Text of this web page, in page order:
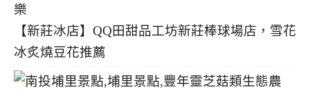
【新莊冰店】QQ田甜品工坊新莊棒球場店，雪花
冰炙燒豆花推薦